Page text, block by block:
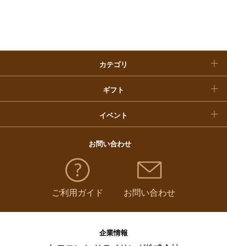
惣菜・弁当・鍋（821）
コーヒー・紅茶・日本茶・ドリンク（401）
チーズ・乳製品・冷凍食品 （
フルーツ・野菜（134
麺類・レトルト食品（ 211
カテゴリ
ギフト
イベント
福袋
お問い合わせ
ご利用ガイド お問い合わせ
企業情報